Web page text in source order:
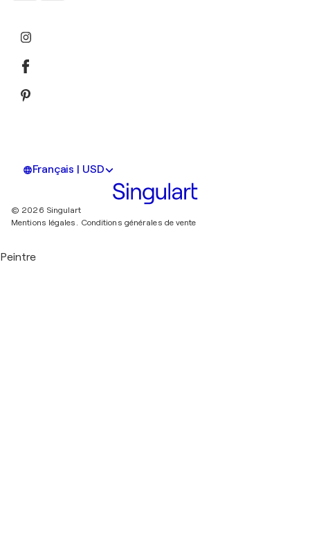
Français | USD
© 2026 Singulart
Mentions légales. Conditions générales de vente
Peintre